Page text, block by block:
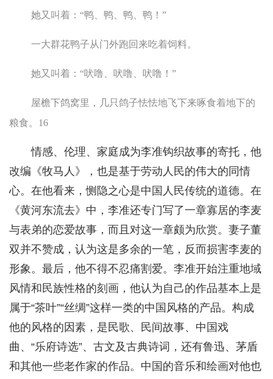
她又叫着：“鸭、鸭、鸭、鸭！”
一大群花鸭子从门外跑回来吃着饲料。
她又叫着：“吠噜、吠噜、吠噜！”
屋檐下鸽窝里，几只鸽子怯怯地飞下来啄食着地下的
粮食。16
情感、伦理、家庭成为李准钩织故事的寄托，他
改编《牧马人》，也是基于劳动人民的伟大的同情
心。在他看来，恻隐之心是中国人民传统的道德。在
《黄河东流去》中，李准还专门写了一章寡居的李麦
与表弟的恋爱故事，而且对这一章颇为欣赏。妻子董
双并不赞成，认为这是多余的一笔，反而损害李麦的
形象。最后，他不得不忍痛割爱。李准开始注重地域
风情和民族性格的刻画，他认为自己的作品基本上是
属于“茶叶”“丝绸”这样一类的中国风格的产品。构成
他的风格的因素，是民歌、民间故事、中国戏
曲、“乐府诗选”、古文及古典诗词，还有鲁迅、茅盾
和其他一些老作家的作品。中国的音乐和绘画对他也